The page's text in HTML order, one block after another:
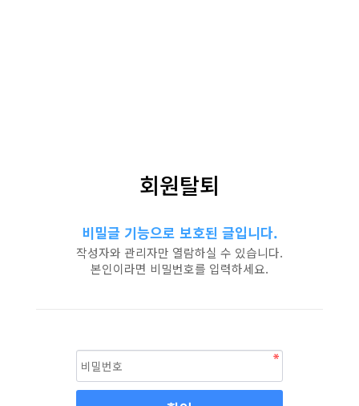
회원탈퇴
비밀글 기능으로 보호된 글입니다.
작성자와 관리자만 열람하실 수 있습니다.
본인이라면 비밀번호를 입력하세요.